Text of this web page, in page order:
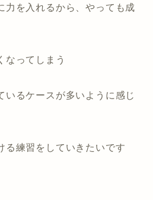
力を入れるから、やっても成
なってしまう
いるケースが多いように感じ
る練習をしていきたいです